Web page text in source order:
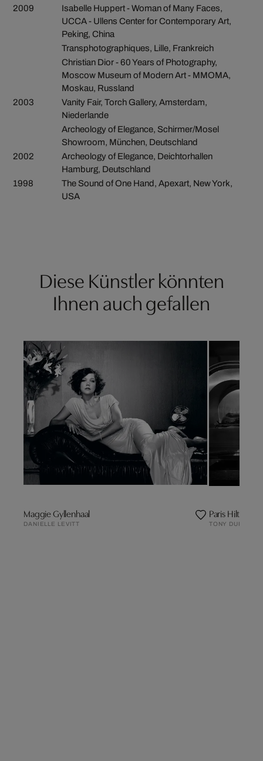
2009
Isabelle Huppert - Woman of Many Faces,
UCCA - Ullens Center for Contemporary Art,
Peking, China
Transphotographiques, Lille, Frankreich
Christian Dior - 60 Years of Photography,
Moscow Museum of Modern Art - MMOMA,
Moskau, Russland
2003
Vanity Fair, Torch Gallery, Amsterdam,
Niederlande
Archeology of Elegance, Schirmer/Mosel
Showroom, München, Deutschland
2002
Archeology of Elegance, Deichtorhallen
Hamburg, Deutschland
1998
The Sound of One Hand, Apexart, New York,
USA
Diese Künstler könnten
Ihnen auch gefallen
Maggie Gyllenhaal
DANIELLE LEVITT
Paris Hilton
TONY DURAN